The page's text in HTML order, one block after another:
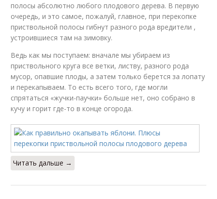
полосы абсолютно любого плодового дерева. В первую
очередь, и это самое, пожалуй, главное, при перекопке
приствольной полосы гибнут разного рода вредители ,
устроившиеся там на зимовку.
Ведь как мы поступаем: вначале мы убираем из
приствольного круга все ветки, листву, разного рода
мусор, опавшие плоды, а затем только берется за лопату
и перекапываем. То есть всего того, где могли
спрятаться «жучки-паучки» больше нет, оно собрано в
кучу и горит где-то в конце огорода.
Читать дальше →